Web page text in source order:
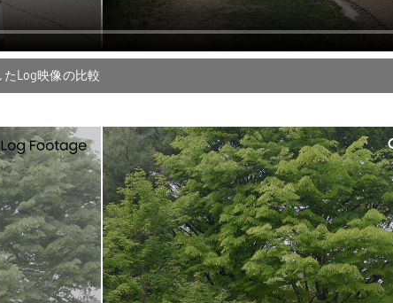
Log映像の比較